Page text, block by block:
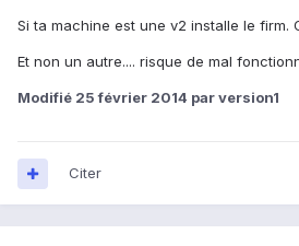
Si ta machine est une v2 installe le firm.
Et non un autre.... risque de mal
Modifié 25 février 2014 par version1
Citer